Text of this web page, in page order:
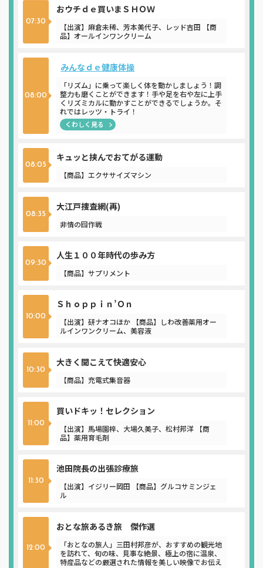
07:30
おウチｄｅ買いまＳＨＯＷ
【出演】麻倉未稀、芳本美代子、レッド吉田 【商
品】オールインワンクリーム
08:00
みんなｄｅ健康体操
「リズム」に乗って楽しく体を動かしましょう！調
整力も磨くことができます！手や足を右や左に上手
くリズミカルに動かすことができるでしょうか。そ
れではレッツ・トライ！
くわしく見る
08:05
キュッと挟んでおてがる運動
【商品】エクササイズマシン
08:35
大江戸捜査網(再)
非情の囮作戦
09:30
人生１００年時代の歩み方
【商品】サプリメント
10:00
Ｓｈｏｐｐｉｎ’Ｏｎ
【出演】研ナオコほか 【商品】しわ改善薬用オー
ルインワンクリーム、美容液
10:30
大きく聞こえて快適安心
【商品】充電式集音器
11:00
買いドキッ！セレクション
【出演】馬場園梓、大場久美子、松村邦洋 【商
品】薬用育毛剤
11:30
池田院長の出張診療旅
【出演】イジリー岡田 【商品】グルコサミンジェ
ル
12:00
おとな旅あるき旅 傑作選
「おとなの旅人」三田村邦彦が、おすすめの観光地
を訪れて、旬の味、見事な絶景、極上の宿に温泉、
特産品などの厳選された情報を美しい映像でお伝え